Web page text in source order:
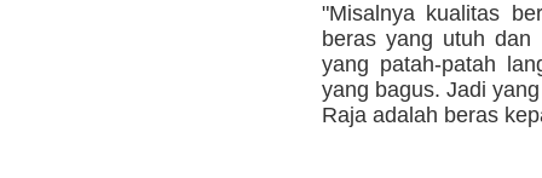
"Misalnya kualitas
beras yang utuh dan
yang patah-patah
yang bagus. Jadi
Raja adalah beras